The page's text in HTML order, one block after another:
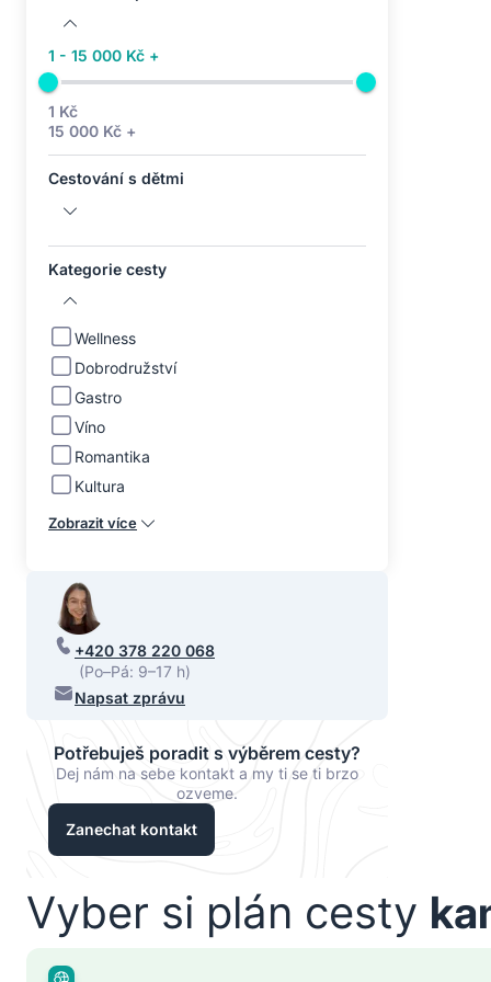
1 - 15 000 Kč +
1 Kč
15 000 Kč +
Cestování s dětmi
Kategorie cesty
Wellness
Dobrodružství
Gastro
Víno
Romantika
Kultura
Zobrazit více
+420 378 220 068
(Po–Pá: 9–17 h)
Napsat zprávu
Potřebuješ poradit s výběrem cesty?
Dej nám na sebe kontakt a my ti se ti brzo
ozveme.
Zanechat kontakt
Vyber si plán cesty